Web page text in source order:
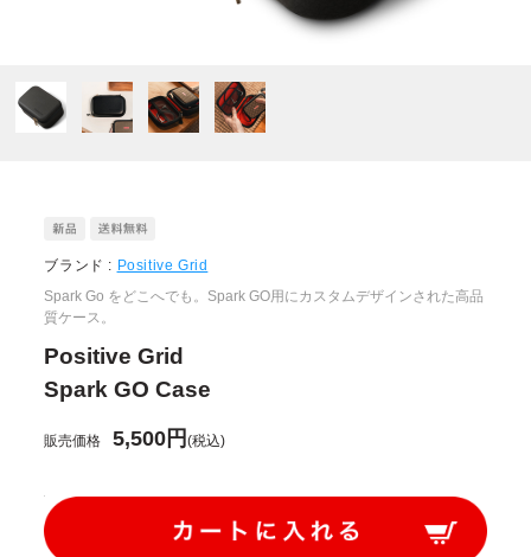
ブランド : Positive Grid
Spark Go をどこへでも。Spark GO用にカスタムデザインされた高品
質ケース。
Positive Grid
Spark GO Case
販売価格 5,500円(税込)